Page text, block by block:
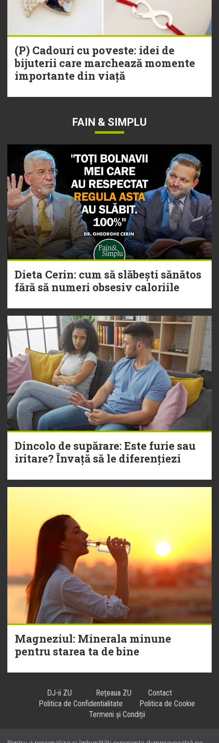
(P) Cadouri cu poveste: idei de
bijuterii care marchează momente
importante din viață
FAIN & SIMPLU
Dieta Cerin: cum să slăbești sănătos
fără să numeri obsesiv caloriile
Dincolo de supărare: Este furie sau
iritare? Învață să le diferențiezi
Magneziul: Minerala minune
pentru starea ta de bine
DJ-ii ZU Reţeaua ZU
Contact
Politica de Confidentialitate
Politica de Cookie
Termeni și Condiții